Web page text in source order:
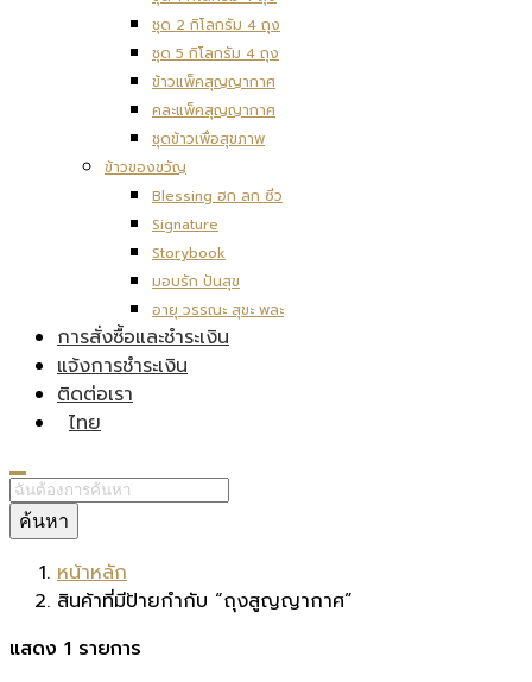
ชุด 2 กิโลกรัม 4 ถุง
ชุด 5 กิโลกรัม 4 ถุง
ข้าวแพ็คสุญญากาศ
คละแพ็คสุญญากาศ
ชุดข้าวเพื่อสุขภาพ
ข้าวของขวัญ
Blessing ฮก ลก ซิ่ว
Signature
Storybook
มอบรัก ปันสุข
อายุ วรรณะ สุขะ พละ
การสั่งซื้อและชำระเงิน
แจ้งการชำระเงิน
ติดต่อเรา
ไทย
ค้นหา
หน้าหลัก
สินค้าที่มีป้ายกำกับ “ถุงสูญญากาศ”
แสดง 1 รายการ